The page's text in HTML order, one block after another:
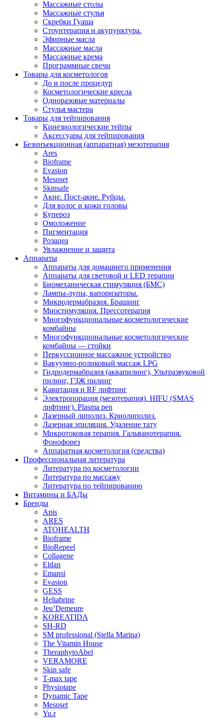
Массажные столы
Массажные стулья
Скребки Гуаша
Стоунтерапия и акупунктура.
Эфирные масла
Массажные масла
Массажные крема
Программные свечи
Товары для косметологов
До и после процедур
Косметологические кресла
Одноразовые материалы
Стулья мастера
Товары для тейпирования
Кинезиологические тейпы
Аксессуары для тейпирования
Безинъекционная (аппаратная) мезотерапия
Ares
Bioframe
Evasion
Mesoset
Skinsafe
Акне. Пост-акне. Рубцы.
Для волос и кожи головы
Купероз
Омоложение
Пигментация
Розацеа
Увлажнение и защита
Аппараты
Аппараты для домашнего применения
Аппараты для световой и LED терапии
Биомеханическая стимуляция (БМС)
Лампы-лупы, вапоризаторы.
Микродермабразия. Брашинг
Миостимуляция. Прессотерапия
Многофункциональные косметологические
комбайны
Многофункциональные косметологические
комбайны — стойки
Перкуссионное массажное устройство
Вакуумно-роликовый массаж LPG
Гидродермабразия (аквапилинг), Ультразвуковой
пилинг, ГЗЖ пилинг
Кавитация и RF лифтинг
Электропорация (мезотерапия). HIFU (SMAS
лифтинг). Plasma pen
Лазерный липолиз. Криолиполиз.
Лазерная эпиляция. Удаление тату
Микротоковая терапия. Гальванотерапия.
Фонофорез
Аппаратная косметология (средства)
Профессиональная литература
Литература по косметологии
Литература по массажу
Литература по тейпированию
Витамины и БАДы
Бренды
Apis
ARES
ATOHEALTH
Bioframe
BioRepeel
Collagene
Eldan
Emansi
Evasion
GESS
Heliabrine
Jeu’Demeure
KOREATIDA
SH-RD
SM professional (Stella Marina)
The Vitamin House
TheraphytoAbel
VERAMORE
Skin safe
T-max tape
Physiotape
Dynamic Tape
Mesoset
Yu.r